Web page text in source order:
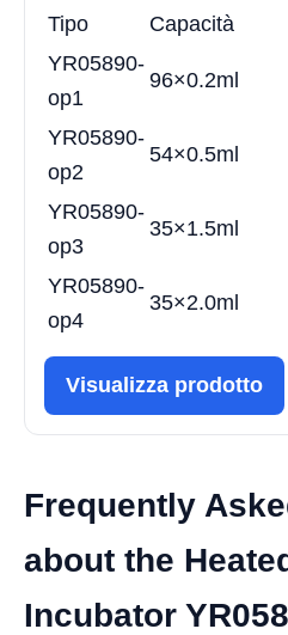
Tipo
Capacità
YR05890-
op1
96×0.2ml
YR05890-
op2
54×0.5ml
YR05890-
op3
35×1.5ml
YR05890-
op4
35×2.0ml
Visualizza prodotto
Frequently
about the
Incubator